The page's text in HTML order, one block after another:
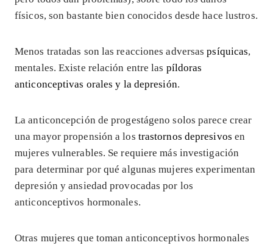
físicos, son bastante bien conocidos desde hace lustros.
Menos tratadas son las reacciones adversaspsíquicas,
mentales. Existe relación entre las píldoras
anticonceptivas orales y la depresión.
La anticoncepción de progestágeno solos parece crear
una mayor propensión a los trastornos depresivos en
mujeres vulnerables. Se requiere más investigación
para determinar por qué algunas mujeres experimentan
depresión y ansiedad provocadas por los
anticonceptivos hormonales.
Otras mujeres que toman anticonceptivos hormonales